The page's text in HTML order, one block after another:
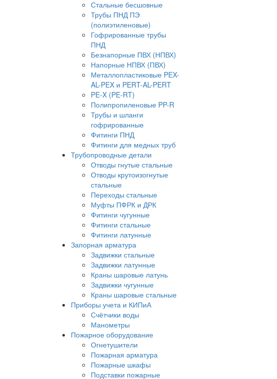
Стальные бесшовные
Трубы ПНД ПЭ
(полиэтиленовые)
Гофрированные трубы
ПНД
Безнапорные ПВХ (НПВХ)
Напорные НПВХ (ПВХ)
Металлопластиковые PEX-
AL-PEX и PERT-AL-PERT
PE-X (PE-RT)
Полипропиленовые PP-R
Трубы и шланги
гофрированные
Фитинги ПНД
Фитинги для медных труб
Трубопроводные детали
Отводы гнутые стальные
Отводы крутоизогнутые
стальные
Переходы стальные
Муфты ПФРК и ДРК
Фитинги чугунные
Фитинги стальные
Фитинги латунные
Запорная арматура
Задвижки стальные
Задвижки латунные
Краны шаровые латунь
Задвижки чугунные
Краны шаровые стальные
Приборы учета и КИПиА
Счётчики воды
Манометры
Пожарное оборудование
Огнетушители
Пожарная арматура
Пожарные шкафы
Подставки пожарные